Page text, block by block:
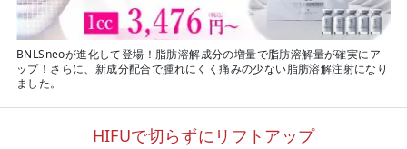
BNLSneoが進化して登場！脂肪溶解成分の増量で脂肪溶解量が確実にア
ップ！さらに、新成分配合で腫れにくく痛みの少ない脂肪溶解注射になり
ました。
HIFUで切らずにリフトアップ